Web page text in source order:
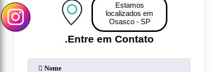
.Entre em Contato
Estamos
localizados em
Osasco - SP